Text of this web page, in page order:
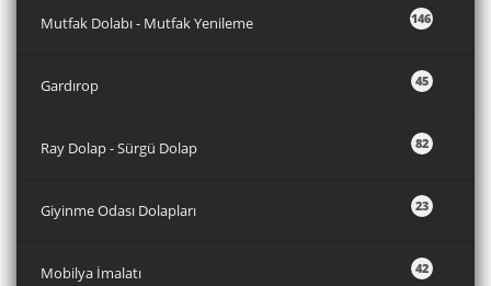
146
Mutfak Dolabı - Mutfak Yenileme
45
Gardırop
82
Ray Dolap - Sürgü Dolap
23
Giyinme Odası Dolapları
42
Mobilya İmalatı